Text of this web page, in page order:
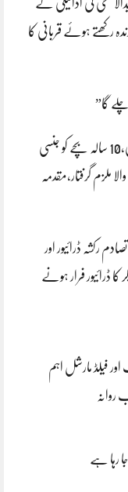
کی ادائیگی کے
رکھتے ہوئے قربانی کا
گا”
جہلم پولیس کی کارروائی،10 سالہ بچے کو جنسی
ملزم گرفتار،مقدمہ
رکشہ ڈرائیور اور
ڈرائیور فرار ہونے
فیلڈ مارشل اہم
رہا ہے